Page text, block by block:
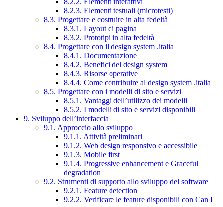
8.2.2. Elementi interattivi
8.2.3. Elementi testuali (microtesti)
8.3. Progettare e costruire in alta fedeltà
8.3.1. Layout di pagina
8.3.2. Prototipi in alta fedeltà
8.4. Progettare con il design system .italia
8.4.1. Documentazione
8.4.2. Benefici del design system
8.4.3. Risorse operative
8.4.4. Come contribuire al design system .italia
8.5. Progettare con i modelli di sito e servizi
8.5.1. Vantaggi dell’utilizzo dei modelli
8.5.2. I modelli di sito e servizi disponibili
9. Sviluppo dell’interfaccia
9.1. Approccio allo sviluppo
9.1.1. Attività preliminari
9.1.2. Web design responsivo e accessibile
9.1.3. Mobile first
9.1.4. Progressive enhancement e Graceful
degradation
9.2. Strumenti di supporto allo sviluppo del software
9.2.1. Feature detection
9.2.2. Verificare le feature disponibili con Can I